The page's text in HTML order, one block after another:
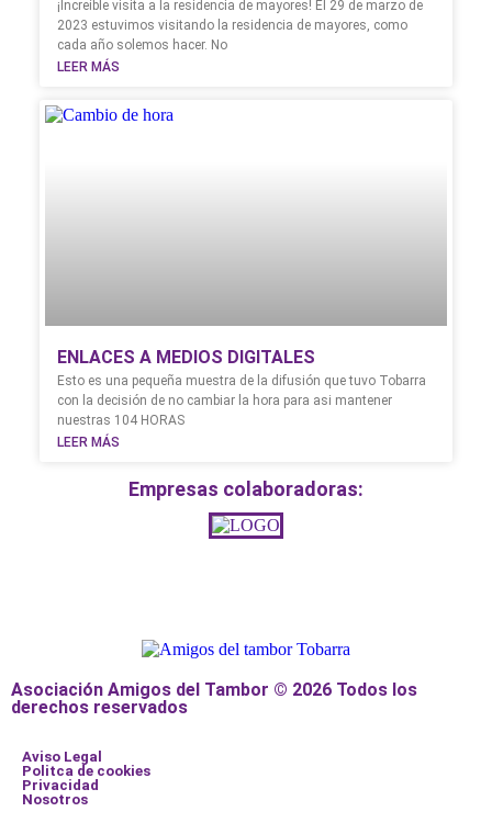
¡Increíble visita a la residencia de mayores! El 29 de marzo de
2023 estuvimos visitando la residencia de mayores, como
cada año solemos hacer. No
LEER MÁS
ENLACES A MEDIOS DIGITALES
Esto es una pequeña muestra de la difusión que tuvo Tobarra
con la decisión de no cambiar la hora para asi mantener
nuestras 104 HORAS
LEER MÁS
Empresas colaboradoras:
Asociación Amigos del Tambor © 2026 Todos los
derechos reservados
Aviso Legal
Politca de cookies
Privacidad
Nosotros